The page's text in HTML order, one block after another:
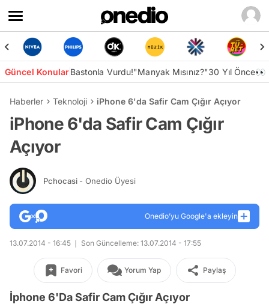
Güncel KonularBastonla Vurdu!"Manyak Mısınız?"30 Yıl Önce👀
Haberler Teknoloji iPhone 6'da Safir Cam Çığır Açıyor
iPhone 6'da Safir Cam Çığır
Açıyor
Pchocasi - Onedio Üyesi
Onedio’yu Google'a ekleyin
13.07.2014 - 16:45 Son Güncelleme: 13.07.2014 - 17:55
Favori Yorum Yap Paylaş
İphone 6'Da Safir Cam Çığır Açıyor